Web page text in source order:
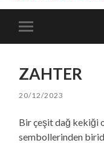
mobile
ZAHTER
20/12/2023
Bir çeşit dağ kekiği
sembollerinden